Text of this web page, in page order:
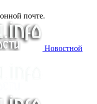
почте.
Новостной